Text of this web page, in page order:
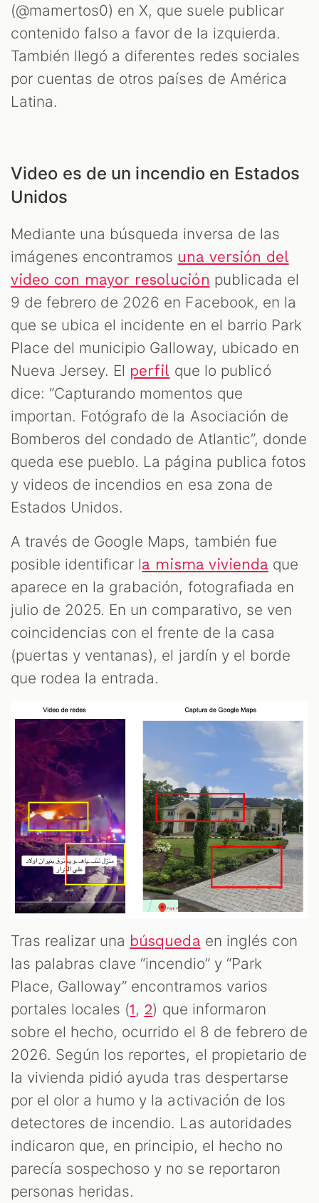
(@mamertos0) en X, que suele publicar
contenido falso a favor de la izquierda.
También llegó a diferentes redes sociales
por cuentas de otros países de América
Latina.
Video es de un incendio en Estados
Unidos
Mediante una búsqueda inversa de las
imágenes encontramos una versión del
video con mayor resolución publicada el
9 de febrero de 2026 en Facebook, en la
que se ubica el incidente en el barrio Park
Place del municipio Galloway, ubicado en
Nueva Jersey. El perfil que lo publicó
dice: “Capturando momentos que
importan. Fotógrafo de la Asociación de
Bomberos del condado de Atlantic”, donde
queda ese pueblo. La página publica fotos
y videos de incendios en esa zona de
Estados Unidos.
A través de Google Maps, también fue
posible identificar la misma viviendaque
aparece en la grabación, fotografiada en
julio de 2025. En un comparativo, se ven
coincidencias con el frente de la casa
(puertas y ventanas), el jardín y el borde
que rodea la entrada.
Tras realizar una búsquedaen inglés con
las palabras clave “incendio” y “Park
Place, Galloway” encontramos varios
portales locales (1, 2) que informaron
sobre el hecho, ocurrido el 8 de febrero de
2026. Según los reportes, el propietario de
la vivienda pidió ayuda tras despertarse
por el olor a humo y la activación de los
detectores de incendio. Las autoridades
indicaron que, en principio, el hecho no
parecía sospechoso y no se reportaron
personas heridas.